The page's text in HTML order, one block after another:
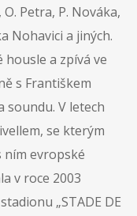
Petra, P. Nováka,
Nohavici a jiných.
a zpívá ve
s Františkem
soundu. V letech
se kterým
ním evropské
v roce 2003
„STADE DE